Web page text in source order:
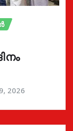
2026